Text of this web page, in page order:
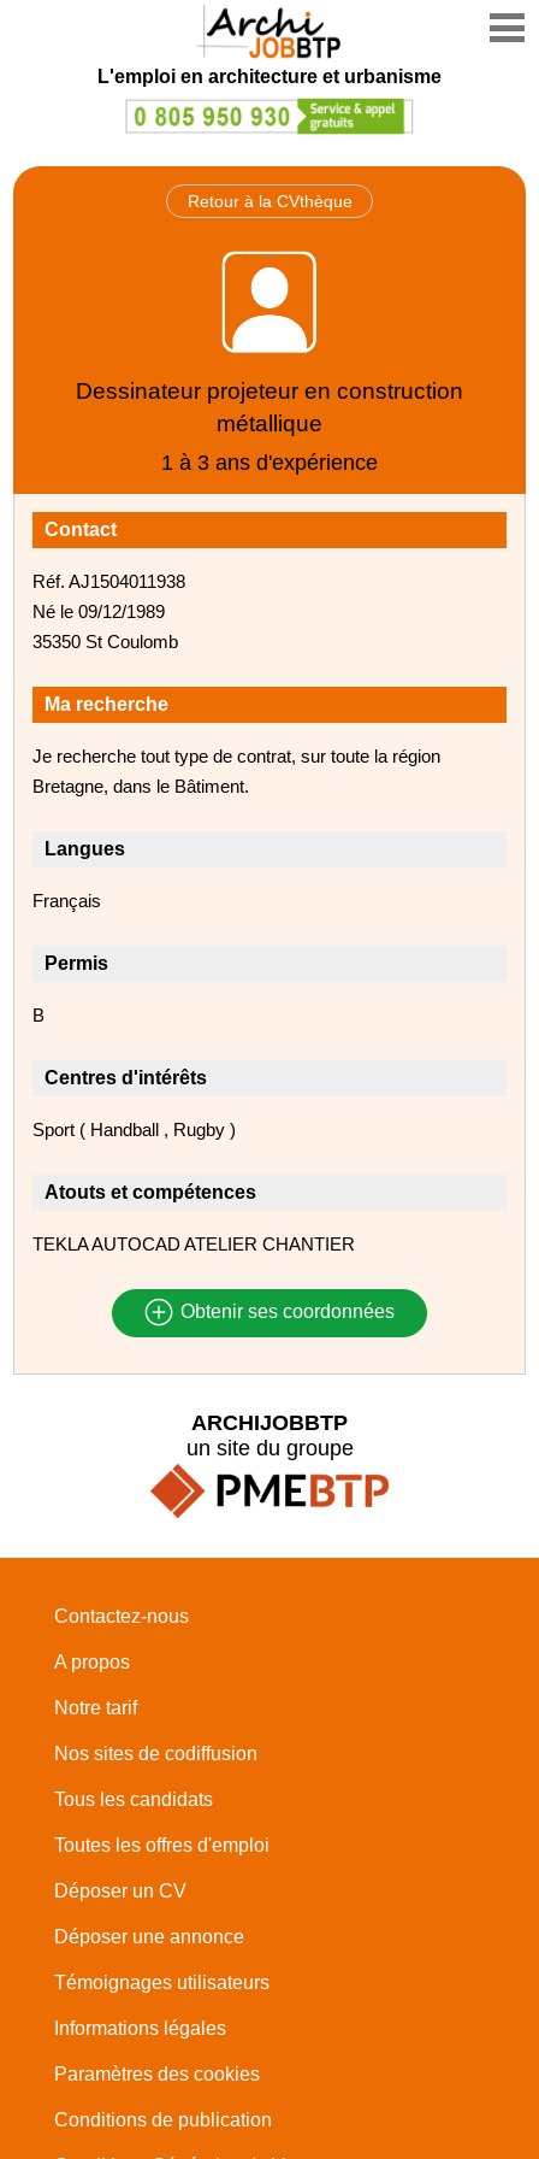
L'emploi en architecture et urbanisme
Retour à la CVthèque
Dessinateur projeteur en construction
métallique
1 à 3 ans d'expérience
Contact
Réf. AJ1504011938
Né le 09/12/1989
35350 St Coulomb
Ma recherche
Je recherche tout type de contrat, sur toute la région
Bretagne, dans le Bâtiment.
Langues
Français
Permis
B
Centres d'intérêts
Sport ( Handball , Rugby )
Atouts et compétences
TEKLA AUTOCAD ATELIER CHANTIER
Obtenir ses coordonnées
ARCHIJOBBTP
un site du groupe
Contactez-nous
A propos
Notre tarif
Nos sites de codiffusion
Tous les candidats
Toutes les offres d'emploi
Déposer un CV
Déposer une annonce
Témoignages utilisateurs
Informations légales
Paramètres des cookies
Conditions de publication